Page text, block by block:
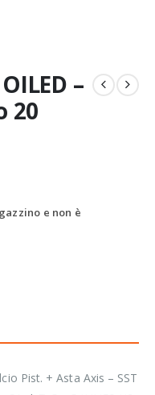
–
20
e non è
Pist. + Asta Axis – SST